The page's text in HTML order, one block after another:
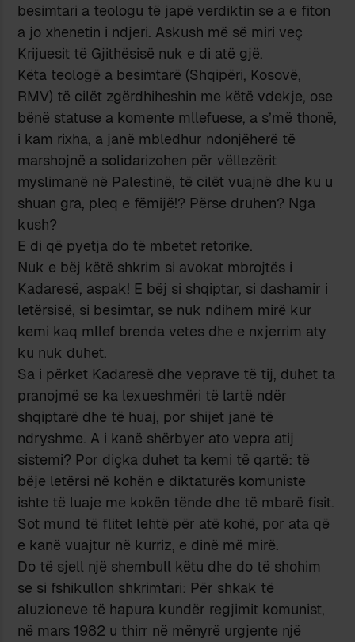
besimtari a teologu të japë verdiktin se a e fiton
a jo xhenetin i ndjeri. Askush më së miri veç
Krijuesit të Gjithësisë nuk e di atë gjë.
Këta teologë a besimtarë (Shqipëri, Kosovë,
RMV) të cilët zgërdhiheshin me këtë vdekje, ose
bënë statuse a komente mllefuese, a s’më thonë,
i kam rixha, a janë mbledhur ndonjëherë të
marshojnë a solidarizohen për vëllezërit
myslimanë në Palestinë, të cilët vuajnë dhe ku u
shuan gra, pleq e fëmijë!? Përse druhen? Nga
kush?
E di që pyetja do të mbetet retorike.
Nuk e bëj këtë shkrim si avokat mbrojtës i
Kadaresë, aspak! E bëj si shqiptar, si dashamir i
letërsisë, si besimtar, se nuk ndihem mirë kur
kemi kaq mllef brenda vetes dhe e nxjerrim aty
ku nuk duhet.
Sa i përket Kadaresë dhe veprave të tij, duhet ta
pranojmë se ka lexueshmëri të lartë ndër
shqiptarë dhe të huaj, por shijet janë të
ndryshme. A i kanë shërbyer ato vepra atij
sistemi? Por diçka duhet ta kemi të qartë: të
bëje letërsi në kohën e diktaturës komuniste
ishte të luaje me kokën tënde dhe të mbarë fisit.
Sot mund të flitet lehtë për atë kohë, por ata që
e kanë vuajtur në kurriz, e dinë më mirë.
Do të sjell një shembull këtu dhe do të shohim
se si fshikullon shkrimtari: Për shkak të
aluzioneve të hapura kundër regjimit komunist,
në mars 1982 u thirr në mënyrë urgjente një